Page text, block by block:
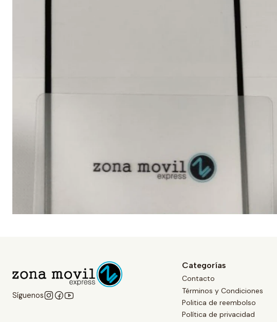
Síguenos
Categorías
Contacto
Términos y Condiciones
Politica de reembolso
Política de privacidad